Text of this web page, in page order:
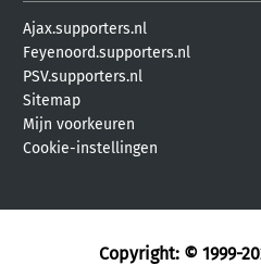
Ajax.supporters.nl
Feyenoord.supporters.nl
PSV.supporters.nl
Sitemap
Mijn voorkeuren
Cookie-instellingen
Copyright: © 1999-